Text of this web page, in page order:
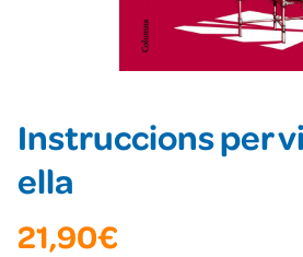
Instruccions per
ella
21,90€